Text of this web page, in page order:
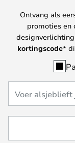
Ontvang als
promoties en
kortingscode*